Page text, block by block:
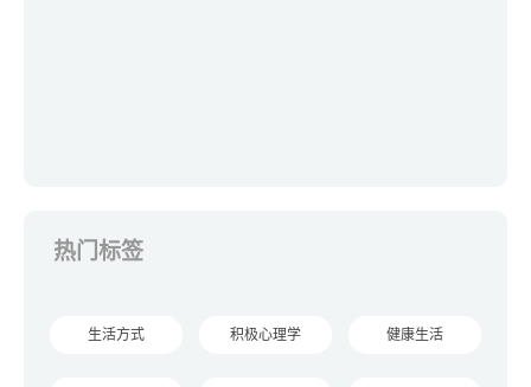
热门标签
生活方式 积极心理学 健康生活